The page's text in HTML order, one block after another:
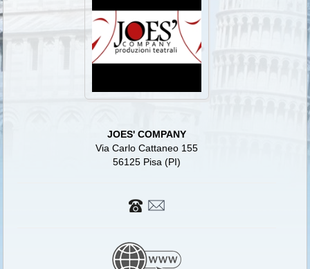
JOES' COMPANY
Via Carlo Cattaneo 155
56125 Pisa (PI)